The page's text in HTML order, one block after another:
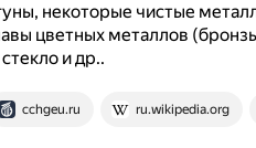
некоторые чистые
цветных металлов
и др..
cchgeu.ru ru.wikipedia.org